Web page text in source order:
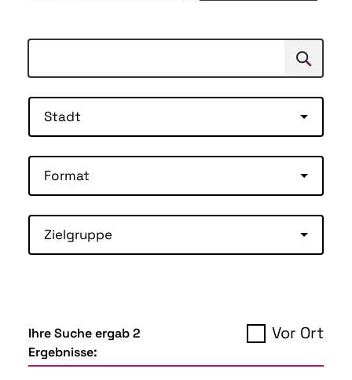
Suchen
Stadt
Format
Zielgruppe
Ihre Suche ergab 2
Ergebnisse:
Vor Ort